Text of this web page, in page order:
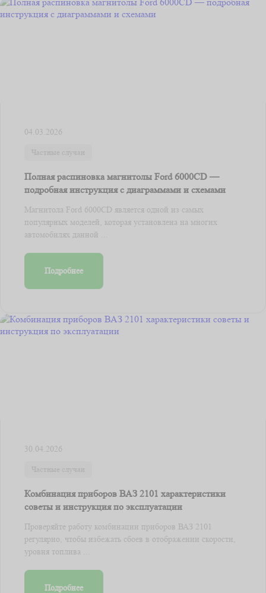
04.03.2026
Частные случаи
Полная распиновка магнитолы Ford 6000CD —
подробная инструкция с диаграммами и схемами
Магнитола Ford 6000CD является одной из самых
популярных моделей, которая установлена на многих
автомобилях данной ...
Подробнее
30.04.2026
Частные случаи
Комбинация приборов ВАЗ 2101 характеристики
советы и инструкция по эксплуатации
Проверяйте работу комбинации приборов ВАЗ 2101
регулярно, чтобы избежать сбоев в отображении скорости,
уровня топлива ...
Подробнее